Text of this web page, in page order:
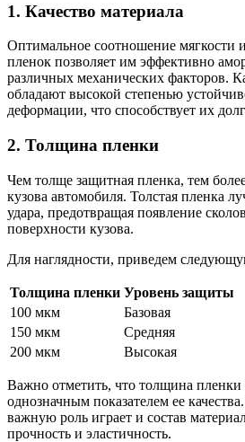
1. Качество материала
Оптимальное соотношение мягкости
пленок позволяет им эффективно
различных механических факторов.
обладают высокой степенью
деформации, что способствует их
2. Толщина пленки
Чем толще защитная пленка, тем
кузова автомобиля. Толстая пленка
удара, предотвращая появление
поверхности кузова.
Для наглядности, приведем
Толщина пленки Уровень защиты
100 мкм
Базовая
150 мкм
Средняя
200 мкм
Высокая
Важно отметить, что толщина пленки
однозначным показателем ее
важную роль играет и состав
прочность и эластичность.